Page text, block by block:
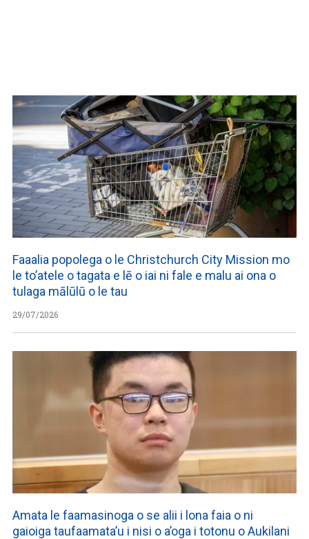
Faaalia popolega o le Christchurch City Mission mo
le to’atele o tagata e lē o iai ni fale e malu ai ona o
tulaga mālūlū o le tau
29/07/2026
Amata le faamasinoga o se alii i lona faia o ni
gaioiga taufaamata’u i nisi o a’oga i totonu o Aukilani